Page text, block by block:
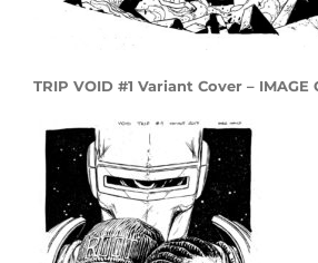
TRIP VOID #1 Variant Cover – IMAGE